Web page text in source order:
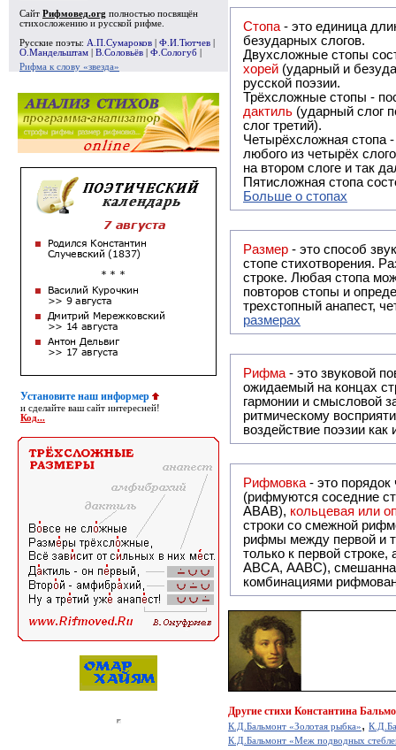
Сайт Рифмовед.org полностью посвящён
стихосложению и русской рифме.
Русские поэты: А.П.Сумароков Ф.И.Тютчев
О.Мандельштам
В.Соловьёв Ф.Сологуб
Рифма к слову «звезда»
Установите наш информер
и сделайте ваш сайт интересней!
Код...
Стопа - это единица
безударных слогов.
Двухсложные стопы
хорей (ударный и
русской поэзии.
Трёхсложные стопы -
дактиль (ударный слог
слог третий).
Четырёхсложная стопа
любого из четырёх
на втором слоге и так
Пятисложная стопа
Больше о стопах
Размер - это способ
стопе стихотворения.
строке. Любая стопа
повторов стопы и
трехстопный анапест,
размерах
Рифма - это звуковой повтор, традиционно используемый в поэзии и, как
ожидаемый на концах
гармонии и смысловой
ритмическому
воздействие поэзии
Рифмовка - это
(рифмуются соседние
ABAB), кольцевая или
строки со смежной
рифмы между первой и
только к первой
ABCA, AABC), смешанная или вольная рифмовка (рифмовка в сложных строфах с различными
комбинациями
Другие стихи Константина
К.Д.Бальмонт «Золотая рыбка»,
К.Д.Бальмонт «Меж подводных